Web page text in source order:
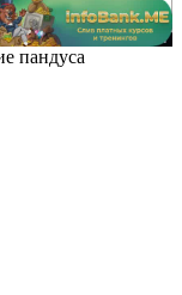
пандуса